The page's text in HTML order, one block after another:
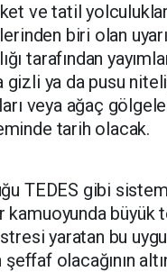
ve tatil
biri olan
tarafından
ya da pusu
veya ağaç
tarih olacak.
TEDES gibi
kamuoyunda büyük
yaratan bu
olacağının